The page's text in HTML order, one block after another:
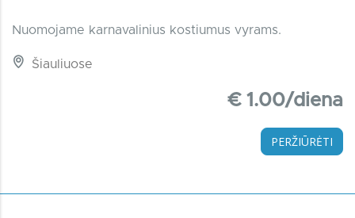
Nuomojame karnavalinius kostiumus vyrams.
Šiauliuose
€ 1.00/diena
PERŽIŪRĖTI